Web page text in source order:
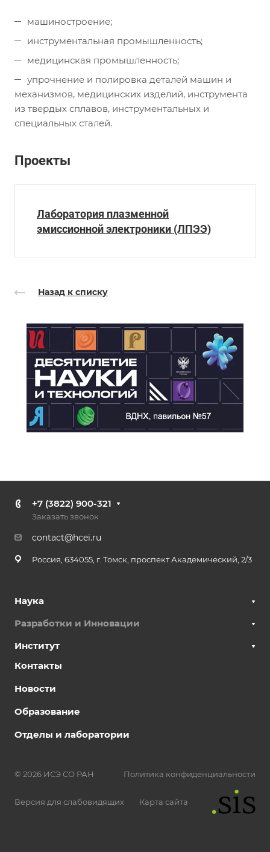
машиностроение;
инструментальная промышленность;
медицинская промышленность;
упрочнение и полировка деталей машин и
механизмов, медицинских изделий, инструмента
из твердых сплавов, инструментальных и
специальных сталей.
Проекты
Лаборатория плазменной
эмиссионной электроники (ЛПЭЭ)
Назад к списку
+7 (3822) 900-321
Заказать звонок
contact@hcei.ru
Россия, 634055, г. Томск, проспект Академический, 2/3
Наука
Разработки и Инновации
Институт
Контакты
Новости
Образование
Отделы и лаборатории
© 2026 ИСЭ СО РАН Политика конфиденциальности
Версия для слабовидящих Карта сайта